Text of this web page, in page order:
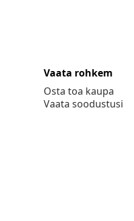
Vaata rohkem
Osta toa kaupa
Vaata soodustusi